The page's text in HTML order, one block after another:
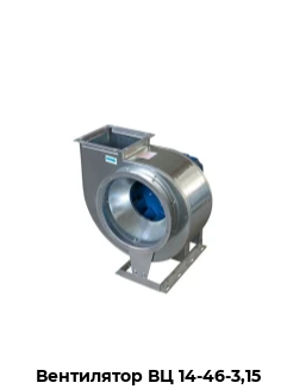
Вентилятор ВЦ 14-46-3,15